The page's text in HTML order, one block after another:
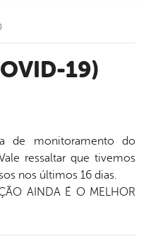
19)
de monitoramento do
ressaltar que tivemos
nos últimos 16 dias.
AINDA É O MELHOR